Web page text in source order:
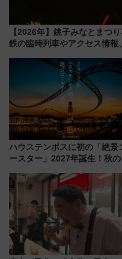
【2026年】銚子みなとまつ
鉄の臨時列車やアクセス情
ハウステンボスに初の「絶景
ースター」2027年誕生！秋の
ろも一挙紹介